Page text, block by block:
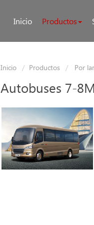
Inicio Productos
Inicio Productos Por
Autobuses 7-8M